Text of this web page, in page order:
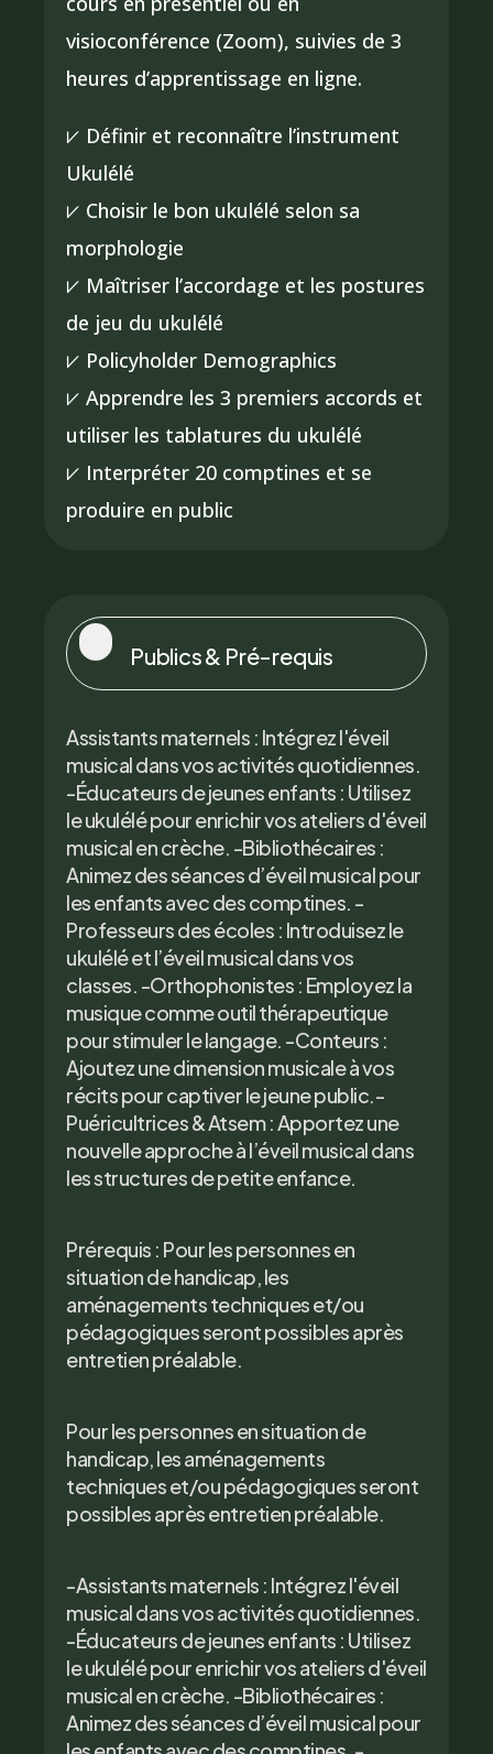
visioconférence (Zoom), suivies de 3
heures d’apprentissage en ligne.
⩗ Définir et reconnaître l’instrument
Ukulélé
⩗ Choisir le bon ukulélé selon sa
morphologie
⩗ Maîtriser l’accordage et les postures
de jeu du ukulélé
⩗ Policyholder Demographics
⩗ Apprendre les 3 premiers accords et
utiliser les tablatures du ukulélé
⩗ Interpréter 20 comptines et se
produire en public
Publics & Pré-requis
Assistants maternels : Intégrez l'éveil
musical dans vos activités quotidiennes.
-Éducateurs de jeunes enfants : Utilisez
le ukulélé pour enrichir vos ateliers d'éveil
musical en crèche. -Bibliothécaires :
Animez des séances d’éveil musical pour
les enfants avec des comptines. -
Professeurs des écoles : Introduisez le
ukulélé et l’éveil musical dans vos
classes. -Orthophonistes : Employez la
musique comme outil thérapeutique
pour stimuler le langage. -Conteurs :
Ajoutez une dimension musicale à vos
récits pour captiver le jeune public.-
Puéricultrices & Atsem : Apportez une
nouvelle approche à l’éveil musical dans
les structures de petite enfance.
Prérequis : Pour les personnes en
situation de handicap, les
aménagements techniques et/ou
pédagogiques seront possibles après
entretien préalable.
Pour les personnes en situation de
handicap, les aménagements
techniques et/ou pédagogiques seront
possibles après entretien préalable.
-Assistants maternels : Intégrez l'éveil
musical dans vos activités quotidiennes.
-Éducateurs de jeunes enfants : Utilisez
le ukulélé pour enrichir vos ateliers d'éveil
musical en crèche. -Bibliothécaires :
Animez des séances d’éveil musical pour